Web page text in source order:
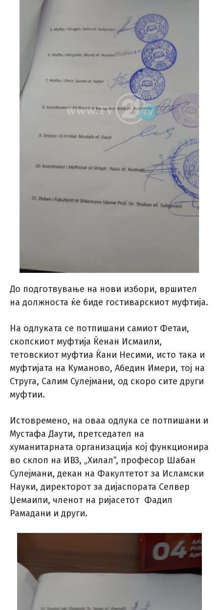
До подготвување на нови избори, вршител
на должноста ќе биде гостиварскиот муфтија.
На одлуката се потпишани самиот Фетаи,
скопскиот муфтија Ќенан Исмаили,
тетовскиот муфтиа Ќани Несими, исто така и
муфтијата на Куманово, Абедин Имери, тој на
Струга, Салим Сулејмани, од скоро сите други
муфтии.
Истовремено, на оваа одлука се потпишани и
Мустафа Даути, претседател на
хуманитарната организација кој функционира
во склоп на ИВЗ, „Хилал”, професор Шабан
Сулејмани, декан на Факултетот за Исламски
Науки, директорот за дијаспората Селвер
Џемаили, членот на ријасетот Фадил
Рамадани и други.